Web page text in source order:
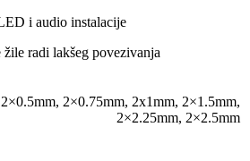
i audio instalacije
žile radi lakšeg povezivanja
2×0.5mm, 2×0.75mm, 2x1mm, 2×1.5mm,
2×2.25mm, 2×2.5mm